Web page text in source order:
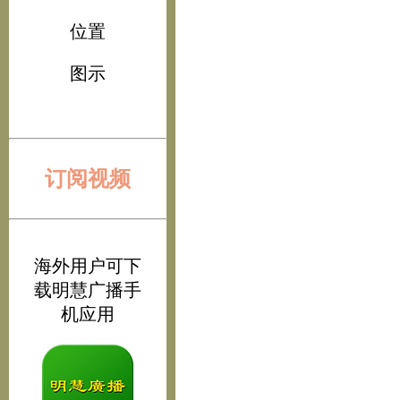
位置
图示
订阅视频
海外用户可下
载明慧广播手
机应用